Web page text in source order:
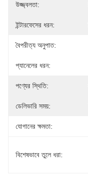
উজ্জ্বলতা:
ইন্টারফেসের ধরন:
বৈপরীত্য অনুপাত:
প্যানেলের ধরন:
পণ্যের স্থিতি:
ডেলিভারি সময়:
যোগানের ক্ষমতা:
বিশেষভাবে তুলে ধরা: